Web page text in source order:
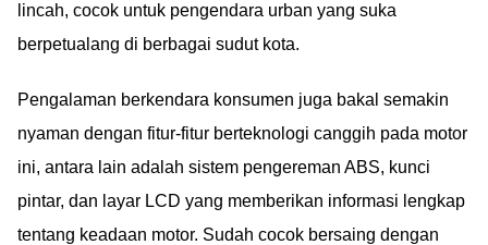
lincah, cocok untuk pengendara urban yang suka
berpetualang di berbagai sudut kota.
Pengalaman berkendara konsumen juga bakal semakin
nyaman dengan fitur-fitur berteknologi canggih pada motor
ini, antara lain adalah sistem pengereman ABS, kunci
pintar, dan layar LCD yang memberikan informasi lengkap
tentang keadaan motor. Sudah cocok bersaing dengan